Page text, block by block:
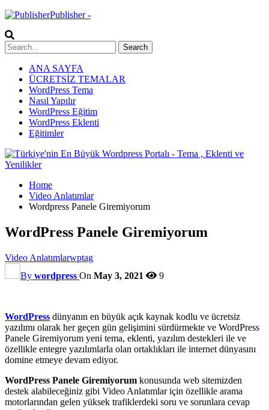
Publisher -
ANA SAYFA
ÜCRETSİZ TEMALAR
WordPress Tema
Nasıl Yapılır
WordPress Eğitim
WordPress Eklenti
Eğitimler
Home
Video Anlatımlar
Wordpress Panele Giremiyorum
WordPress Panele Giremiyorum
Video Anlatımlarwptag
By wordpress On May 3, 2021 9
WordPress dünyanın en büyük açık kaynak kodlu ve ücretsiz
yazılımı olarak her geçen gün gelişimini sürdürmekte ve WordPress
Panele Giremiyorum yeni tema, eklenti, yazılım destekleri ile ve
özellikle entegre yazılımlarla olan ortaklıkları ile internet dünyasını
domine etmeye devam ediyor.
WordPress Panele Giremiyorum konusunda web sitemizden
destek alabileceğiniz gibi Video Anlatımlar için özellikle arama
motorlarından gelen yüksek trafiklerdeki soru ve sorunlara cevap